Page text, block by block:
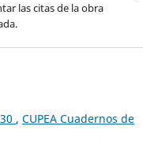
las citas de la obra
, CUPEA Cuadernos de